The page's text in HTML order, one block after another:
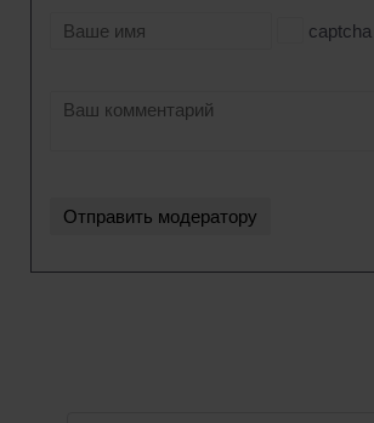
captcha